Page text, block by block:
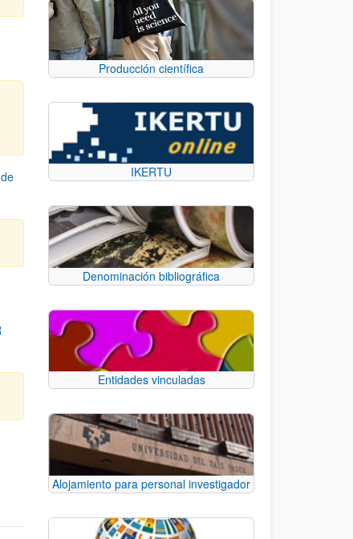
desplazarse.
Producción científica
IKERTU
Denominación bibliográfica
Entidades vinculadas
Alojamiento para personal investigador